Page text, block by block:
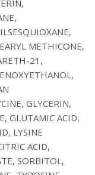
METHICONE,
21,
GLYCERIN,
GLUTAMIC ACID,
LYSINE
ACID,
SORBITOL,